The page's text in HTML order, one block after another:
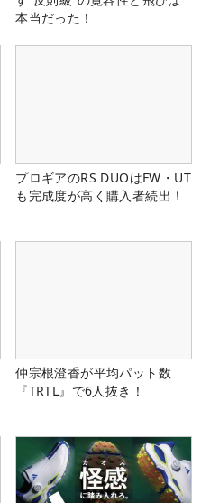
本当だった！
プロギアのRS DUOはFW・UT
も完成度が高く購入者続出！
仲宗根澄香が平均パット数
『TRTL』で6人抜き！